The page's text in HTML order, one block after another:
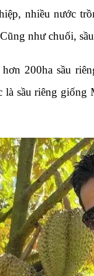
nhiều nước
như chuối,
200ha sầu
sầu riêng